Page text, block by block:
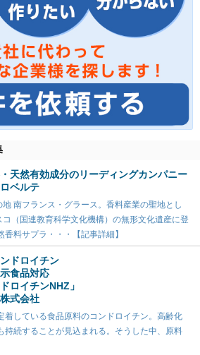
天然有効成分のリーディングカンパニー
ベルテ
地 南フランス・グラース。香料産業の聖地とし
コ（国連教育科学文化機構）の無形文化遺産に登
料サプラ・・・【記事詳細】
ドロイチン
食品対応
ロイチンNHZ」
式会社
着している食品原料のコンドロイチン。高齢化
持続することが見込まれる。そうした中、原料